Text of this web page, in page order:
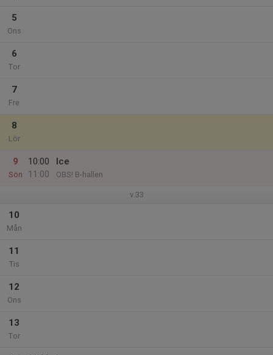
5
Ons
6
Tor
7
Fre
8
Lör
9
Sön
10:00
11:00
Ice
OBS! B-hallen
v.33
10
Mån
11
Tis
12
Ons
13
Tor